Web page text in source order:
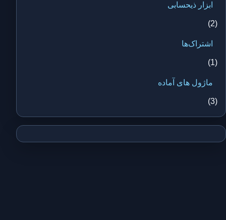
ابزار ذیحسابی
(2)
اشتراک‌ها
(1)
ماژول های آماده
(3)